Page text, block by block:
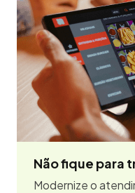
Não fique para
Modernize o